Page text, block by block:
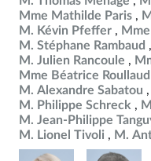
Mme Mathilde Paris
M. Kévin Pfeffer
M. Stéphane Rambaud
M. Julien Rancoule
Mme Béatrice Roullaud
M. Alexandre Sabatou
M. Philippe Schreck
M. Jean-Philippe
M. Lionel Tivoli
M.